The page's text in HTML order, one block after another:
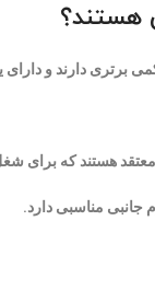
هستند؟
برتری دارند و
هستند که برای
مناسبی دارد.